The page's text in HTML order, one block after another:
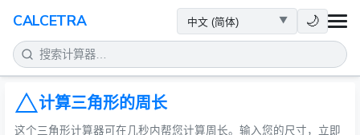
CALCETRA 🌙
数学
转换计算三角形的周长
这个三角形计算器可在几秒内帮您计算周长。输入您的尺寸，立即